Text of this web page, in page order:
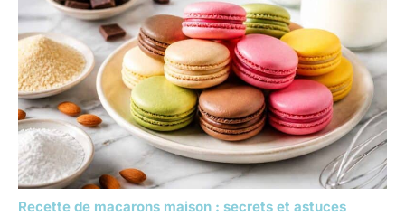
Recette de macarons maison : secrets et astuces